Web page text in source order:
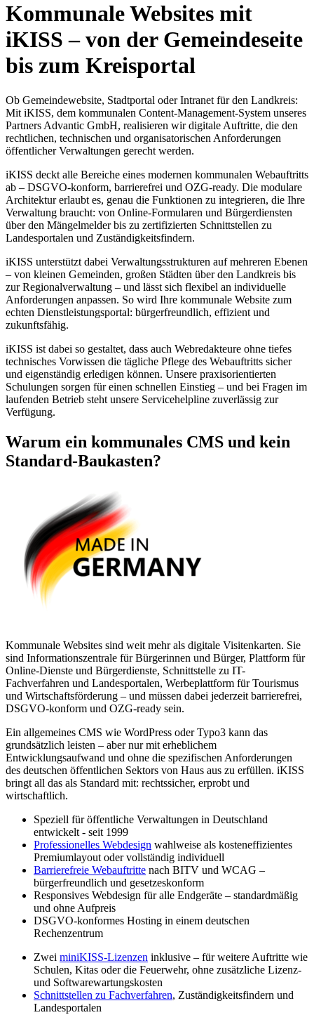
Kommunale Websites mit
iKISS – von der Gemeindeseite
bis zum Kreisportal
Ob Gemeindewebsite, Stadtportal oder Intranet für den Landkreis:
Mit iKISS, dem kommunalen Content-Management-System unseres
Partners Advantic GmbH, realisieren wir digitale Auftritte, die den
rechtlichen, technischen und organisatorischen Anforderungen
öffentlicher Verwaltungen gerecht werden.
iKISS deckt alle Bereiche eines modernen kommunalen Webauftritts
ab – DSGVO-konform, barrierefrei und OZG-ready. Die modulare
Architektur erlaubt es, genau die Funktionen zu integrieren, die Ihre
Verwaltung braucht: von Online-Formularen und Bürgerdiensten
über den Mängelmelder bis zu zertifizierten Schnittstellen zu
Landesportalen und Zuständigkeitsfindern.
iKISS unterstützt dabei Verwaltungsstrukturen auf mehreren Ebenen
– von kleinen Gemeinden, großen Städten über den Landkreis bis
zur Regionalverwaltung – und lässt sich flexibel an individuelle
Anforderungen anpassen. So wird Ihre kommunale Website zum
echten Dienstleistungsportal: bürgerfreundlich, effizient und
zukunftsfähig.
iKISS ist dabei so gestaltet, dass auch Webredakteure ohne tiefes
technisches Vorwissen die tägliche Pflege des Webauftritts sicher
und eigenständig erledigen können. Unsere praxisorientierten
Schulungen sorgen für einen schnellen Einstieg – und bei Fragen im
laufenden Betrieb steht unsere Servicehelpline zuverlässig zur
Verfügung.
Warum ein kommunales CMS und kein
Standard-Baukasten?
Kommunale Websites sind weit mehr als digitale Visitenkarten. Sie
sind Informationszentrale für Bürgerinnen und Bürger, Plattform für
Online-Dienste und Bürgerdienste, Schnittstelle zu IT-
Fachverfahren und Landesportalen, Werbeplattform für Tourismus
und Wirtschaftsförderung – und müssen dabei jederzeit barrierefrei,
DSGVO-konform und OZG-ready sein.
Ein allgemeines CMS wie WordPress oder Typo3 kann das
grundsätzlich leisten – aber nur mit erheblichem
Entwicklungsaufwand und ohne die spezifischen Anforderungen
des deutschen öffentlichen Sektors von Haus aus zu erfüllen. iKISS
bringt all das als Standard mit: rechtssicher, erprobt und
wirtschaftlich.
Speziell für öffentliche Verwaltungen in Deutschland
entwickelt - seit 1999
Professionelles Webdesign wahlweise als kosteneffizientes
Premiumlayout oder vollständig individuell
Barrierefreie Webauftritte nach BITV und WCAG –
bürgerfreundlich und gesetzeskonform
Responsives Webdesign für alle Endgeräte – standardmäßig
und ohne Aufpreis
DSGVO-konformes Hosting in einem deutschen
Rechenzentrum
Zwei miniKISS-Lizenzen inklusive – für weitere Auftritte wie
Schulen, Kitas oder die Feuerwehr, ohne zusätzliche Lizenz-
und Softwarewartungskosten
Schnittstellen zu Fachverfahren, Zuständigkeitsfindern und
Landesportalen